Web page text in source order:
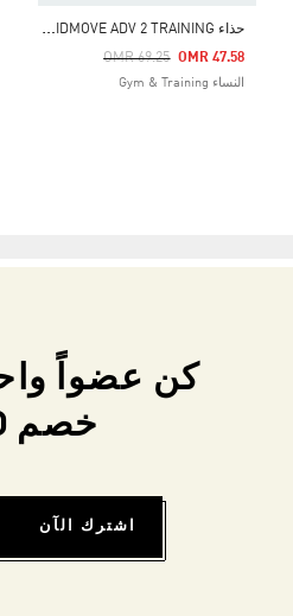
ح
ذاء RAPIDMOVE ADV 2 TRAINING
Price Reduced From
OMR 69.25
To OMR 47.58
النساء Gym & Training
كن عضواً
خصم 10٪
اشترك الآن